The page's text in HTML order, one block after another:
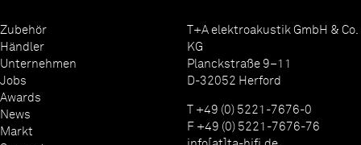
Zubehör
Händler
Unternehmen
Jobs
Awards
News
Markt
T+A elektroakustik GmbH & Co.
KG
Planckstraße 9–11
D-32052 Herford
T +49 (0) 5221-7676-0
F +49 (0) 5221-7676-76